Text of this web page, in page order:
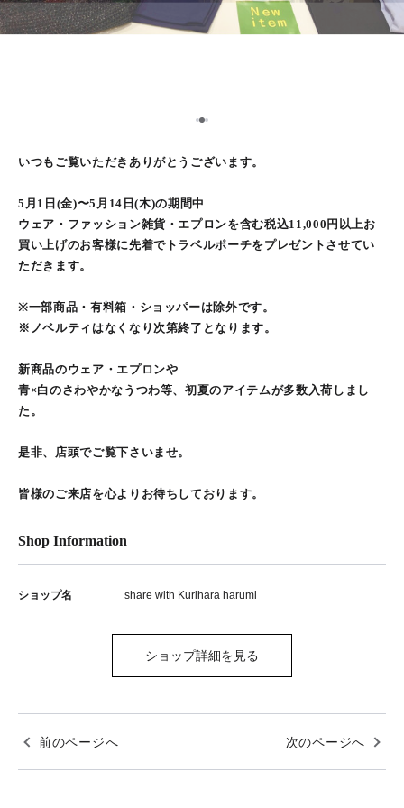
12
いつもご覧いただきありがとうございます。
5月1日(金)〜5月14日(木)の期間中
ウェア・ファッション雑貨・エプロンを含む税込11,000円以上お
買い上げのお客様に先着でトラベルポーチをプレゼントさせてい
ただきます。
※一部商品・有料箱・ショッパーは除外です。
※ノベルティはなくなり次第終了となります。
新商品のウェア・エプロンや
青×白のさわやかなうつわ等、初夏のアイテムが多数入荷しまし
た。
是非、店頭でご覧下さいませ。
皆様のご来店を心よりお待ちしております。
Shop Information
ショップ名 share with Kurihara harumi
ショップ詳細を見る
前のページへ 次のページへ